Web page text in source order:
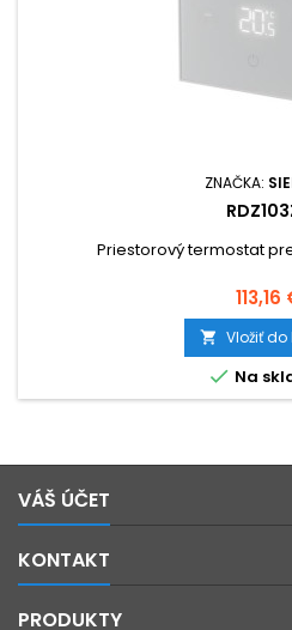
ZNAČKA:
Priestorový termostat
Cena
113,16
 Vložiť do
 Na
VÁŠ ÚČET
KONTAKT
PRODUKTY